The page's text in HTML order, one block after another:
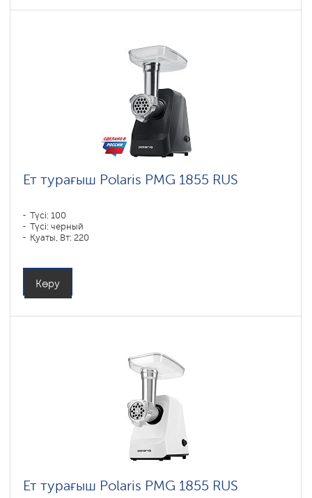
Ет турағыш Polaris PMG 1855 RUS
Түсі: 100
Түсі: черный
Қуаты, Вт: 220
Көру
Ет турағыш Polaris PMG 1855 RUS